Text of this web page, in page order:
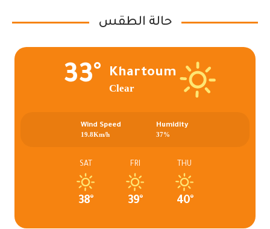
حالة الطقس
Khartoum
Clear
33°
Humidity
37%
Wind Speed
19.8Km/h
THU
40°
FRI
39°
SAT
38°